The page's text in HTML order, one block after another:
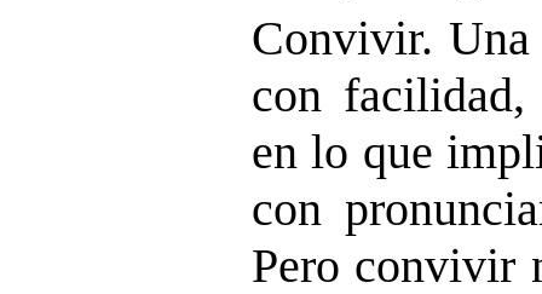
Convivir. Una
con facilidad,
en lo que
con
Pero convivir